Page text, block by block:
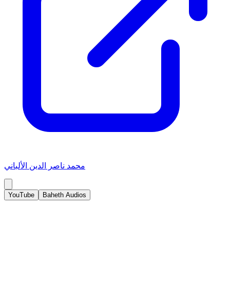
محمد ناصر الدين الألباني
YouTube Baheth Audios